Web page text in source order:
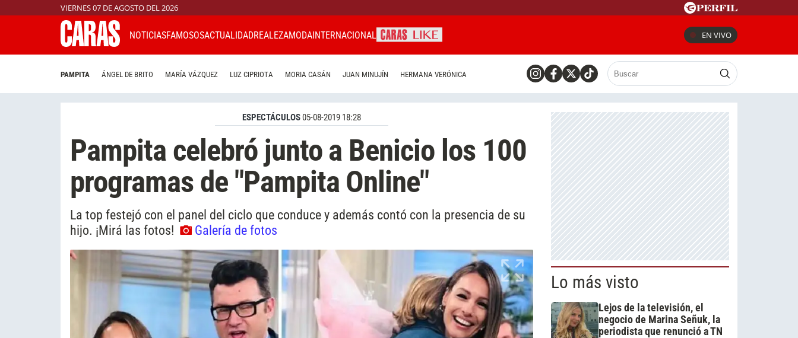
VIERNES 07 DE AGOSTO DEL 2026
NOTICIASFAMOSOSACTUALIDADREALEZAMODAINTERNACIONAL EN VIVO
PAMPITA ÁNGEL DE BRITO MARÍA VÁZQUEZ LUZ CIPRIOTA MORIA CASÁN JUAN MINUJÍN HERMANA VERÓNICA
ESPECTÁCULOS05-08-2019 18:28
Pampita celebró junto a Benicio los 100
programas de "Pampita Online"
La top festejó con el panel del ciclo que conduce y además contó con la presencia de su
hijo. ¡Mirá las fotos!
Galería de fotos
Lo más visto
Lejos de la televisión, el
negocio de Marina Señuk, la
periodista que renunció a TN